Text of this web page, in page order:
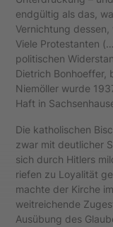
endgültig als das,
Vernichtung
Viele Protestanten
politischen
Dietrich Bonhoeffer,
Niemöller wurde
Haft in
Die katholischen
zwar mit deutlicher
sich durch Hitlers
riefen zu Loyalität
machte der Kirche
weitreichende
Ausübung des